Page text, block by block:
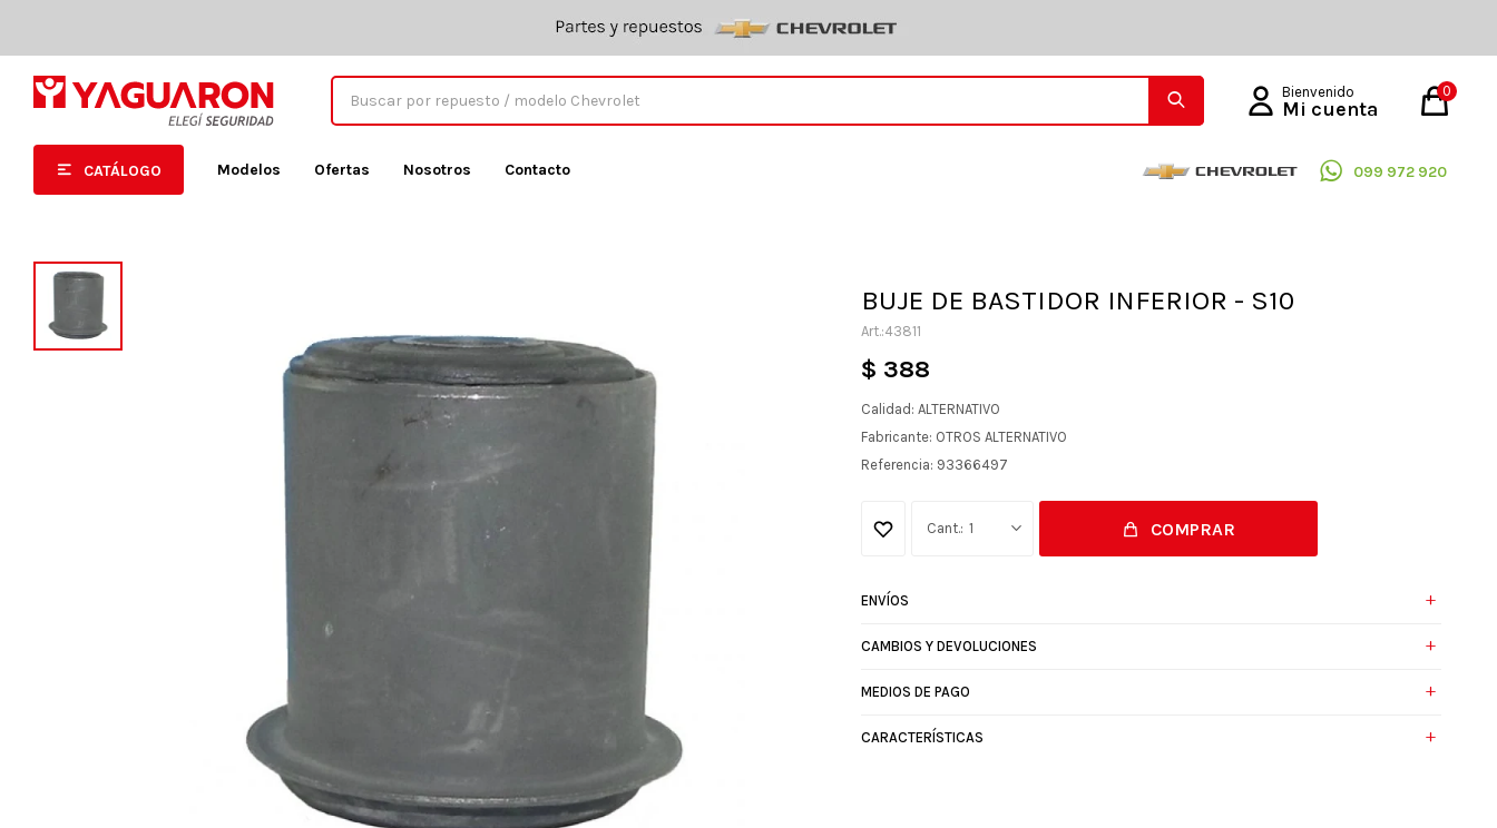
CATÁLOGO Modelos Ofertas Nosotros Contacto 099 972 920
0
BUJE DE BASTIDOR INFERIOR - S10
43811
$ 388
Calidad: ALTERNATIVO
Fabricante: OTROS ALTERNATIVO
Referencia: 93366497
1 COMPRAR
ENVÍOS
CAMBIOS Y DEVOLUCIONES
MEDIOS DE PAGO
CARACTERÍSTICAS